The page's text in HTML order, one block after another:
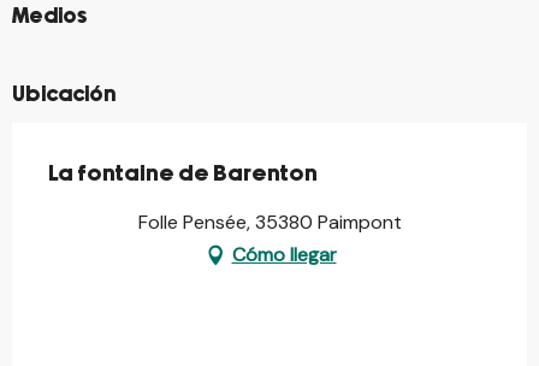
Medios
©
Ubicación
La fontaine de Barenton
Folle Pensée, 35380 Paimpont
Cómo llegar